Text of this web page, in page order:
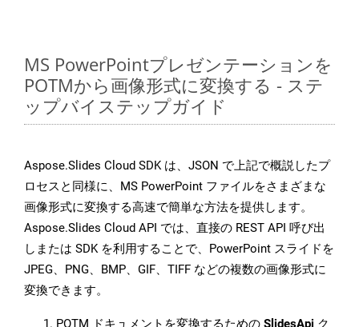
MS PowerPointプレゼンテーションを
POTMから画像形式に変換する - ステ
ップバイステップガイド
Aspose.Slides Cloud SDK は、JSON で上記で概説したプ
ロセスと同様に、MS PowerPoint ファイルをさまざまな
画像形式に変換する高速で簡単な方法を提供します。
Aspose.Slides Cloud API では、直接の REST API 呼び出
しまたは SDK を利用することで、PowerPoint スライドを
JPEG、PNG、BMP、GIF、TIFF などの複数の画像形式に
変換できます。
POTM ドキュメントを変換するための SlidesApi ク